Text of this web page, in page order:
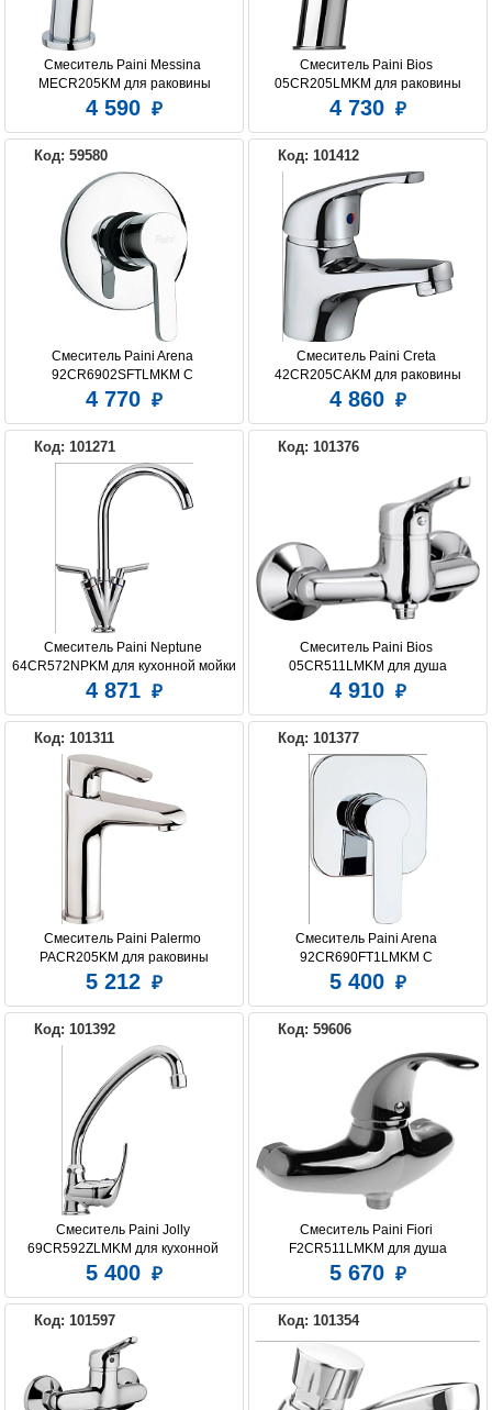
Смеситель Paini Messina
MECR205KM для раковины
4 590
Смеситель Paini Bios
05CR205LMKM для раковины
4 730
Код: 59580
Смеситель Paini Arena
92CR6902SFTLMKM С
ВНУТРЕННЕЙ ЧАСТЬЮ, для душа
4 770
Код: 101412
Смеситель Paini Creta
42CR205CAKM для раковины
4 860
Код: 101271
Смеситель Paini Neptune
64CR572NPKM для кухонной мойки
4 871
Код: 101376
Смеситель Paini Bios
05CR511LMKM для душа
4 910
Код: 101311
Смеситель Paini Palermo
PACR205KM для раковины
5 212
Код: 101377
Смеситель Paini Arena
92CR690FT1LMKM С
ВНУТРЕННЕЙ ЧАСТЬЮ, для душа
5 400
Код: 101392
Смеситель Paini Jolly
69CR592ZLMKM для кухонной
мойки
5 400
Код: 59606
Смеситель Paini Fiori
F2CR511LMKM для душа
5 670
Код: 101597 Код: 101354